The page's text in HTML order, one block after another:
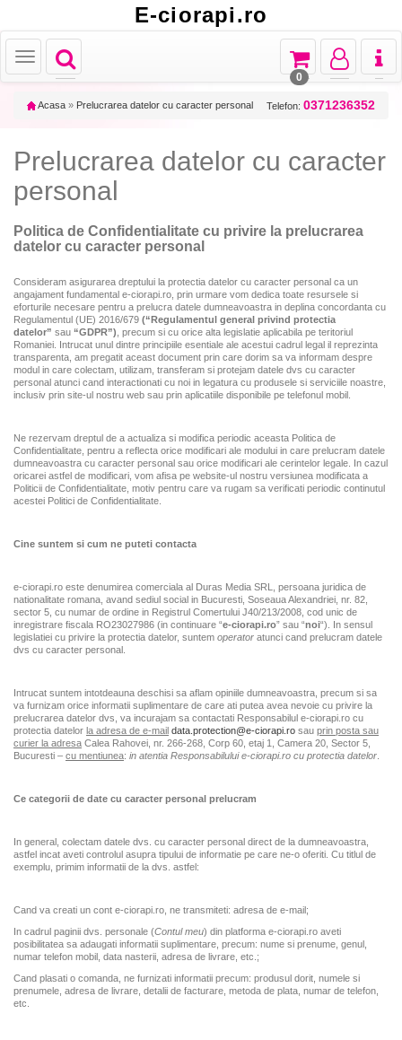
E-ciorapi.ro
Toggle
navigation
Toggle
Toggle
navigation
Toggle
navigation
Toggle
navigation
0
Acasa » Prelucrarea datelor cu caracter personal Telefon: 0371236352
Prelucrarea datelor cu caracter
personal
Politica de Confidentialitate cu privire la prelucrarea
datelor cu caracter personal
Consideram asigurarea dreptului la protectia datelor cu caracter personal ca un
angajament fundamental e-ciorapi.ro, prin urmare vom dedica toate resursele si
eforturile necesare pentru a prelucra datele dumneavoastra in deplina concordanta cu
Regulamentul (UE) 2016/679 (“Regulamentul general privind protectia
datelor” sau “GDPR”) , precum si cu orice alta legislatie aplicabila pe teritoriul
Romaniei. Intrucat unul dintre principiile esentiale ale acestui cadrul legal il reprezinta
transparenta, am pregatit aceast document prin care dorim sa va informam despre
modul in care colectam, utilizam, transferam si protejam datele dvs cu caracter
personal atunci cand interactionati cu noi in legatura cu produsele si serviciile noastre,
inclusiv prin site-ul nostru web sau prin aplicatiile disponibile pe telefonul mobil.
Ne rezervam dreptul de a actualiza si modifica periodic aceasta Politica de
Confidentialitate, pentru a reflecta orice modificari ale modului in care prelucram datele
dumneavoastra cu caracter personal sau orice modificari ale cerintelor legale. In cazul
oricarei astfel de modificari, vom afisa pe website-ul nostru versiunea modificata a
Politicii de Confidentialitate, motiv pentru care va rugam sa verificati periodic continutul
acestei Politici de Confidentialitate.
Cine suntem si cum ne puteti contacta
e-ciorapi.ro este denumirea comerciala al Duras Media SRL, persoana juridica de
nationalitate romana, avand sediul social in Bucuresti, Soseaua Alexandriei, nr. 82,
sector 5, cu numar de ordine in Registrul Comertului J40/213/2008, cod unic de
inregistrare fiscala RO23027986 (in continuare “e-ciorapi.ro” sau “noi“). In sensul
legislatiei cu privire la protectia datelor, suntem operator atunci cand prelucram datele
dvs cu caracter personal.
Intrucat suntem intotdeauna deschisi sa aflam opiniile dumneavoastra, precum si sa
va furnizam orice informatii suplimentare de care ati putea avea nevoie cu privire la
prelucrarea datelor dvs, va incurajam sa contactati Responsabilul e-ciorapi.ro cu
protectia datelor la adresa de e-mail data.protection@e-ciorapi.ro sau prin posta sau
curier la adresa Calea Rahovei, nr. 266-268, Corp 60, etaj 1, Camera 20, Sector 5,
Bucuresti – cu mentiunea: in atentia Responsabilului e-ciorapi.ro cu protectia datelor
Ce categorii de date cu caracter personal prelucram
In general, colectam datele dvs. cu caracter personal direct de la dumneavoastra,
astfel incat aveti controlul asupra tipului de informatie pe care ne-o oferiti. Cu titlul de
exemplu, primim informatii de la dvs. astfel:
Cand va creati un cont e-ciorapi.ro, ne transmiteti: adresa de e-mail;
In cadrul paginii dvs. personale (Contul meu) din platforma e-ciorapi.ro aveti
posibilitatea sa adaugati informatii suplimentare, precum: nume si prenume, genul,
numar telefon mobil, data nasterii, adresa de livrare, etc.;
Cand plasati o comanda, ne furnizati informatii precum: produsul dorit, numele si
prenumele, adresa de livrare, detalii de facturare, metoda de plata, numar de telefon,
etc.